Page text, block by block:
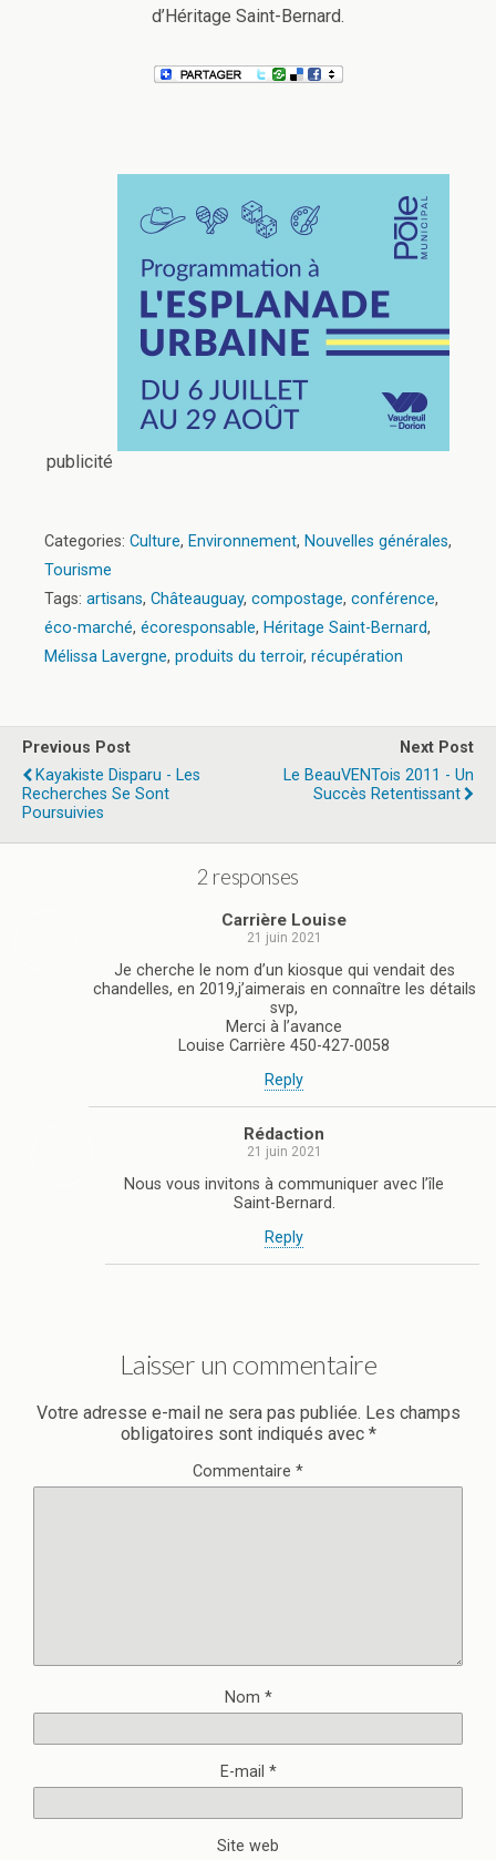
d’Héritage Saint-Bernard.
publicité
Categories: Culture, Environnement, Nouvelles générales,
Tourisme
Tags: artisans, Châteauguay, compostage, conférence,
éco-marché, écoresponsable, Héritage Saint-Bernard,
Mélissa Lavergne, produits du terroir, récupération
Previous Post
Kayakiste Disparu - Les
Recherches Se Sont
Poursuivies
Next Post
Le BeauVENTois 2011 - Un
Succès Retentissant
2 responses
Carrière Louise
21 juin 2021
Je cherche le nom d’un kiosque qui vendait des
chandelles, en 2019,j’aimerais en connaître les détails
svp,
Merci à l’avance
Louise Carrière 450-427-0058
Reply
Rédaction
21 juin 2021
Nous vous invitons à communiquer avec l’île
Saint-Bernard.
Reply
Laisser un commentaire
Votre adresse e-mail ne sera pas publiée. Les champs
obligatoires sont indiqués avec *
Commentaire *
Nom *
E-mail *
Site web